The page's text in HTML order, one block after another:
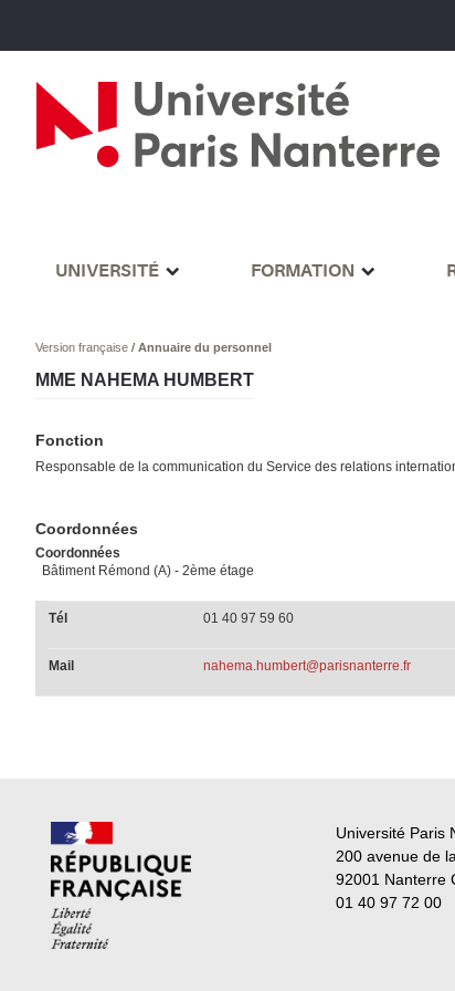
UNIVERSITÉ FORMATION
Version française/ Annuaire du personnel
MME NAHEMA HUMBERT
Fonction
Responsable de la communication du Service des relations
Coordonnées
Coordonnées
Bâtiment Rémond (A) - 2ème étage
Tél 01 40 97 59 60
Mail nahema.humbert@parisnanterre.fr
Université Paris
200 avenue de
92001 Nanterre
01 40 97 72 00